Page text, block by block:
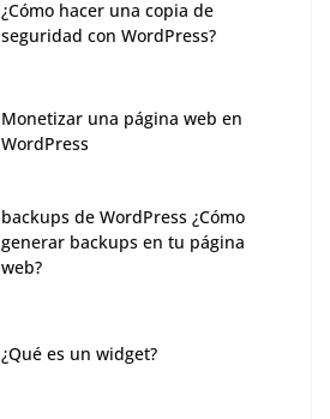
¿Cómo hacer una copia de
seguridad con WordPress?
Monetizar una página web en
WordPress
backups de WordPress ¿Cómo
generar backups en tu página
web?
¿Qué es un widget?